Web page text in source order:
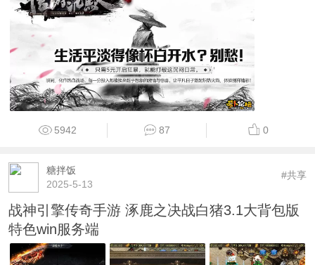
5942 87 0
糖拌饭
2025-5-13
#共享
战神引擎传奇手游 涿鹿之决战白猪3.1大背包版
特色win服务端